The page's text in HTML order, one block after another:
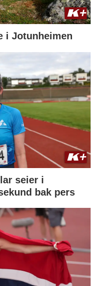
i Jotunheimen
seier i
bak pers